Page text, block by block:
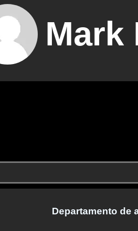
Mark
Departamento de